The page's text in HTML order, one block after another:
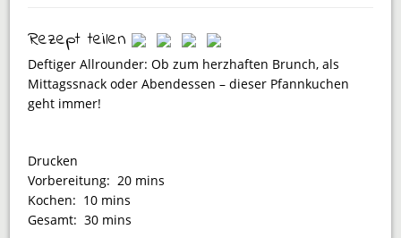
Rezept teilen
Deftiger Allrounder: Ob zum herzhaften Brunch, als
Mittagssnack oder Abendessen – dieser Pfannkuchen
geht immer!
Drucken
Vorbereitung: 20 mins
Kochen: 10 mins
Gesamt:30 mins